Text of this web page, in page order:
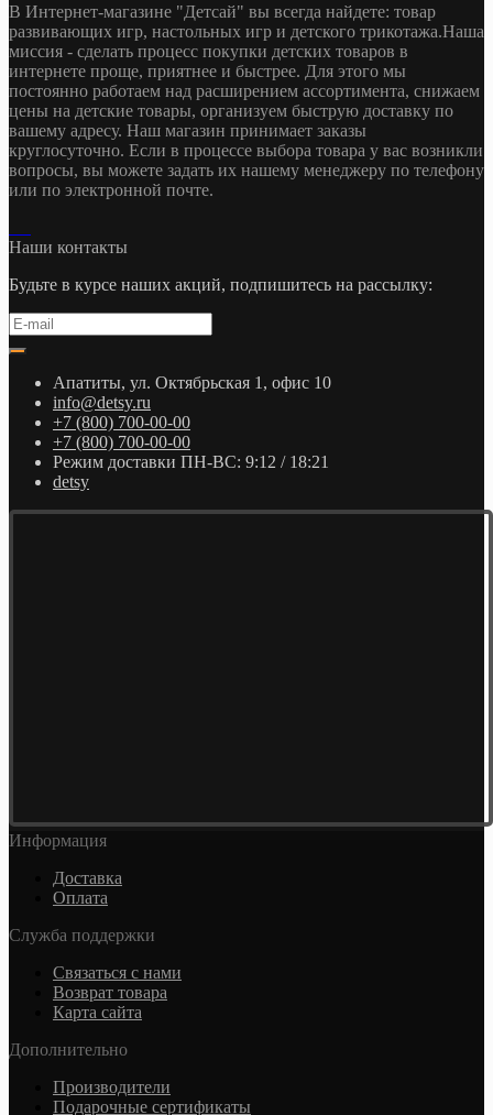
В Интернет-магазине "Детсай" вы всегда найдете: товар
развивающих игр, настольных игр и детского трикотажа.Наша
миссия - сделать процесс покупки детских товаров в
интернете проще, приятнее и быстрее. Для этого мы
постоянно работаем над расширением ассортимента, снижаем
цены на детские товары, организуем быструю доставку по
вашему адресу. Наш магазин принимает заказы
круглосуточно. Если в процессе выбора товара у вас возникли
вопросы, вы можете задать их нашему менеджеру по телефону
или по электронной почте.
Наши контакты
Будьте в курсе наших акций, подпишитесь на рассылку:
Апатиты, ул. Октябрьская 1, офис 10
info@detsy.ru
+7 (800) 700-00-00
+7 (800) 700-00-00
Режим доставки ПН-ВС: 9:12 / 18:21
detsy
Информация
Доставка
Оплата
Служба поддержки
Связаться с нами
Возврат товара
Карта сайта
Дополнительно
Производители
Подарочные сертификаты